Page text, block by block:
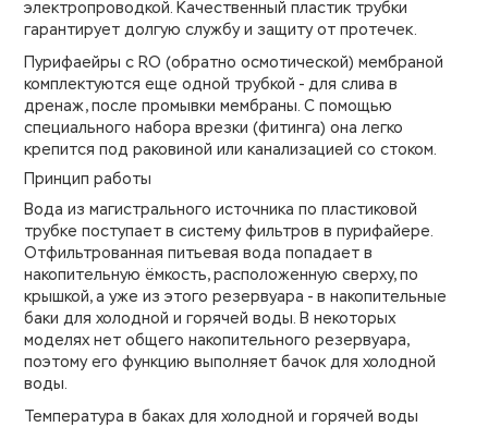
электропроводкой. Качественный пластик трубки
гарантирует долгую службу и защиту от протечек.
Пурифаейры с RO (обратно осмотической) мембраной
комплектуются еще одной трубкой - для слива в
дренаж, после промывки мембраны. С помощью
специального набора врезки (фитинга) она легко
крепится под раковиной или канализацией со стоком.
Принцип работы
Вода из магистрального источника по пластиковой
трубке поступает в систему фильтров в пурифайере.
Отфильтрованная питьевая вода попадает в
накопительную ёмкость, расположенную сверху, по
крышкой, а уже из этого резервуара - в накопительные
баки для холодной и горячей воды. В некоторых
моделях нет общего накопительного резервуара,
поэтому его функцию выполняет бачок для холодной
воды.
Температура в баках для холодной и горячей воды